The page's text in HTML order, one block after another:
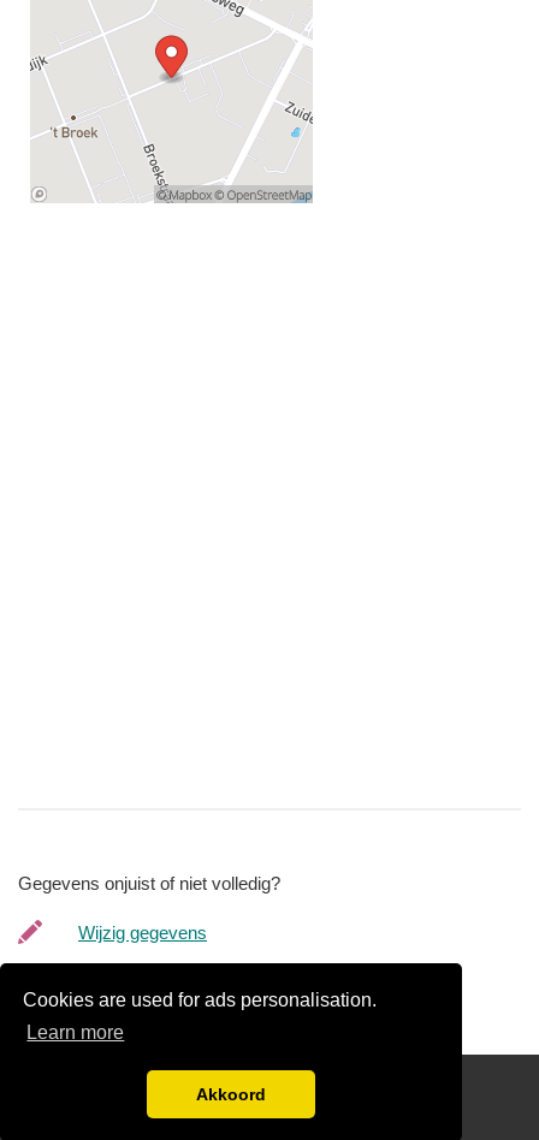
Cookies are used for ads personalisation.
Learn more
Akkoord
Gegevens onjuist of niet volledig?
Wijzig gegevens
Gratis Verhuis Offertes Vergelijken